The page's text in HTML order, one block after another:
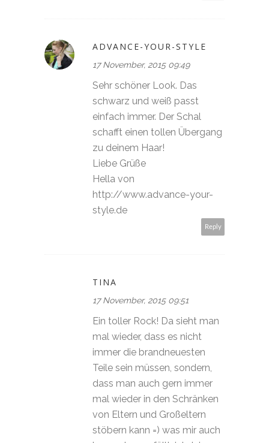
ADVANCE-YOUR-STYLE
17 November, 2015 09:49
Sehr schöner Look. Das
schwarz und weiß passt
einfach immer. Der Schal
schafft einen tollen Übergang
zu deinem Haar!
Liebe Grüße
Hella von
http://www.advance-your-
style.de
Reply
TINA
17 November, 2015 09:51
Ein toller Rock! Da sieht man
mal wieder, dass es nicht
immer die brandneuesten
Teile sein müssen, sondern,
dass man auch gern immer
mal wieder in den Schränken
von Eltern und Großeltern
stöbern kann =) was mir auch